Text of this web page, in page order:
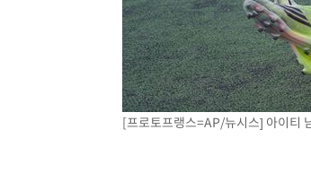
[프로토프랭스=AP/뉴시스] 아이티